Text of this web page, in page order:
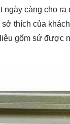
ngày càng cho
thích của
gốm sứ được